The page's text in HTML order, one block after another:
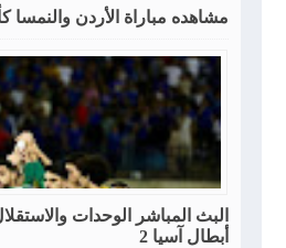
مشاهده مباراة الأردن والنمسا كأس
البث المباشر الوحدات
أبطال آسيا 2